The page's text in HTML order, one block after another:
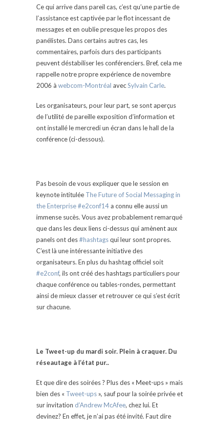
Ce qui arrive dans pareil cas, c’est qu’une partie de
l’assistance est captivée par le flot incessant de
messages et en oublie presque les propos des
panélistes. Dans certains autres cas, les
commentaires, parfois durs des participants
peuvent déstabiliser les conférenciers. Bref, cela me
rappelle notre propre expérience de novembre
2006 à webcom-Montréal avecSylvain Carle.
Les organisateurs, pour leur part, se sont aperçus
de l’utilité de pareille exposition d’information et
ont installé le mercredi un écran dans le hall de la
conférence (ci-dessous).
Pas besoin de vous expliquer que le session en
keynote intitulée The Future of Social Messaging in
the Enterprise #e2conf14 a connu elle aussi un
immense sucès. Vous avez probablement remarqué
que dans les deux liens ci-dessus qui amènent aux
panels ont des#hashtagsqui leur sont propres.
C’est là une intéressante initiative des
organisateurs. En plus du hashtag officiel soit
#e2conf, ils ont créé des hashtags particuliers pour
chaque conférence ou tables-rondes, permettant
ainsi de mieux classer et retrouver ce qui s’est écrit
sur chacune.
Le Tweet-up du mardi soir. Plein à craquer. Du
réseautage à l’état pur..
Et que dire des soirées ? Plus des « Meet-ups » mais
bien des « Tweet-ups », sauf pour la soirée privée et
sur invitation d’Andrew McAfee, chez lui. Et
devinez? En effet, je n’ai pas été invité. Faut dire